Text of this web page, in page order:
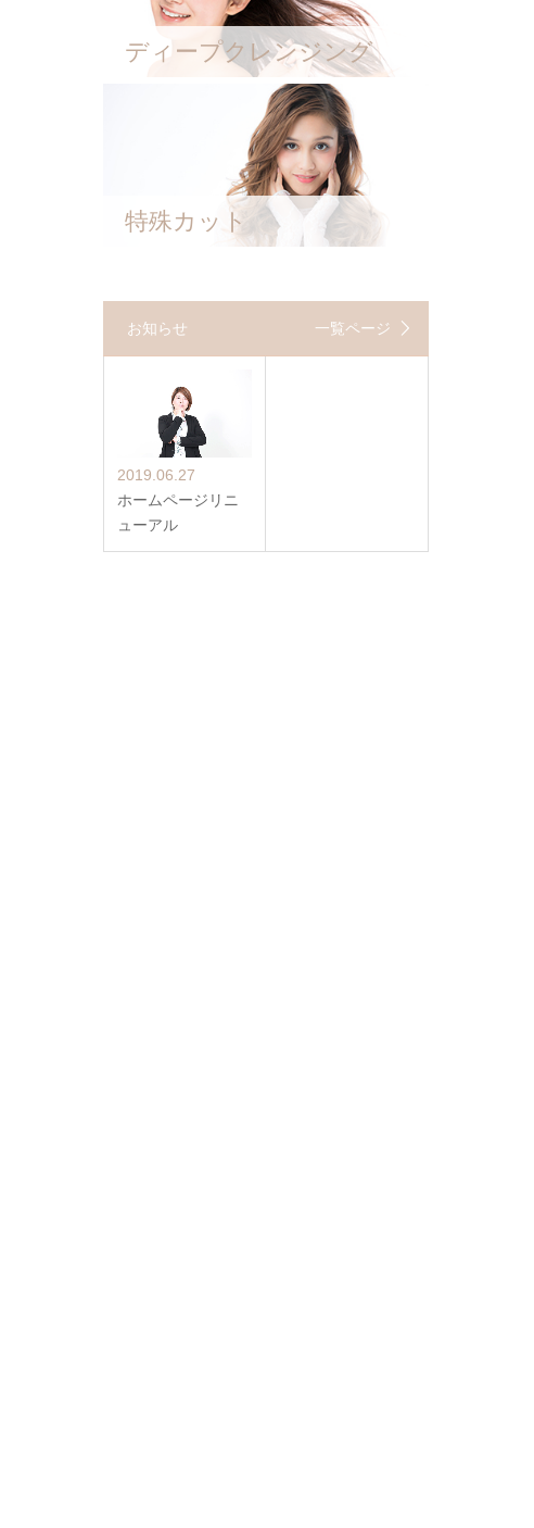
ディープクレンジング
特殊カット
お知らせ 一覧ページ
2019.06.27
ホームページリニ
ューアル